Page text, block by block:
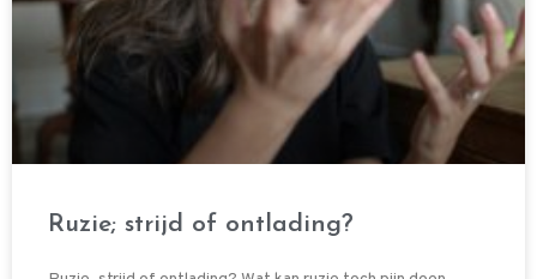
Ruzie; strijd of ontlading?